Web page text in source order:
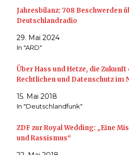
Jahresbilanz: 708 Beschwerden
Deutschlandradio
29. Mai 2024
In "ARD"
Über Hass und Hetze, die
Rechtlichen und Datenschutz im
15. Mai 2018
In "Deutschlandfunk"
ZDF zur Royal Wedding: „Eine
und Rassismus“